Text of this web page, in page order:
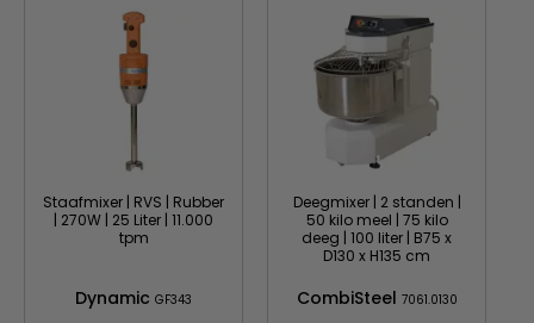
Staafmixer | RVS | Rubber
| 270W | 25 Liter | 11.000
tpm
Dynamic GF343
Deegmixer | 2 standen |
50 kilo meel | 75 kilo
deeg | 100 liter | B75 x
D130 x H135 cm
CombiSteel 7061.0130